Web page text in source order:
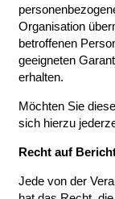
Organisation
betroffenen
geeigneten
erhalten.
Möchten Sie
sich hierzu
Recht auf
Jede von der